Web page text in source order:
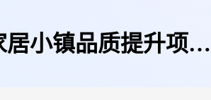
小镇品质提升项目